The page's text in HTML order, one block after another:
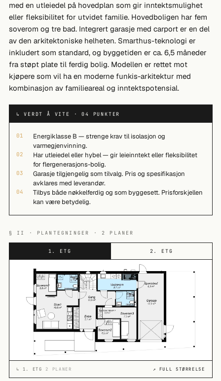
med en utleiedel på hovedplan som gir inntektsmulighet
eller fleksibilitet for utvidet familie. Hovedboligen har fem
soverom og tre bad. Integrert garasje med carport er en del
av den arkitektoniske helheten. Smarthus-teknologi er
inkludert som standard, og byggetiden er ca. 6,5 måneder
fra støpt plate til ferdig bolig. Modellen er rettet mot
kjøpere som vil ha en moderne funkis-arkitektur med
kombinasjon av familieareal og inntektspotensial.
↳ VERDT Å VITE · 04 PUNKTER
01
Energiklasse B — strenge krav til isolasjon og
varmegjenvinning.
02
Har utleiedel eller hybel — gir leieinntekt eller fleksibilitet
for flergenerasjons-bolig.
03
Garasje tilgjengelig som tilvalg. Pris og spesifikasjon
avklares med leverandør.
04
Tilbys både nøkkelferdig og som byggesett. Prisforskjellen
kan være betydelig.
§ II · PLANTEGNINGER · 2 PLANER
1. ETG 2. ETG
↳ 1. ETG 2 PLANER ↗ FULL STØRRELSE